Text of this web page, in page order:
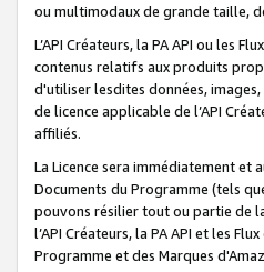
ou multimodaux de grande taille,
L’API Créateurs, la PA API ou les
contenus relatifs aux produits
d'utiliser lesdites données,
de licence applicable de l’API
affiliés.
La Licence sera immédiatement
Documents du Programme (tels
pouvons résilier tout ou partie de
l’API Créateurs, la PA API et les
Programme et des Marques